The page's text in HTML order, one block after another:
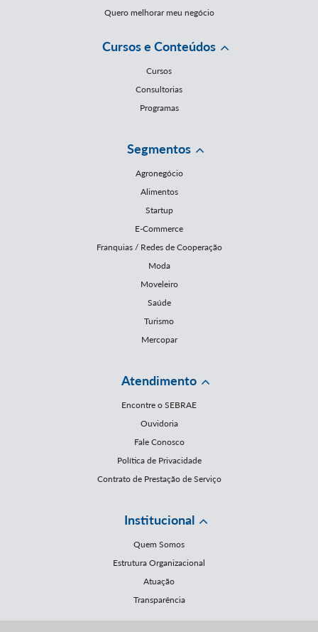
Quero melhorar meu negócio
Cursos e Conteúdos
Cursos
Consultorias
Programas
Segmentos
Agronegócio
Alimentos
Startup
E-Commerce
Franquias / Redes de Cooperação
Moda
Moveleiro
Saúde
Turismo
Mercopar
Atendimento
Encontre o SEBRAE
Ouvidoria
Fale Conosco
Política de Privacidade
Contrato de Prestação de Serviço
Institucional
Quem Somos
Estrutura Organizacional
Atuação
Transparência